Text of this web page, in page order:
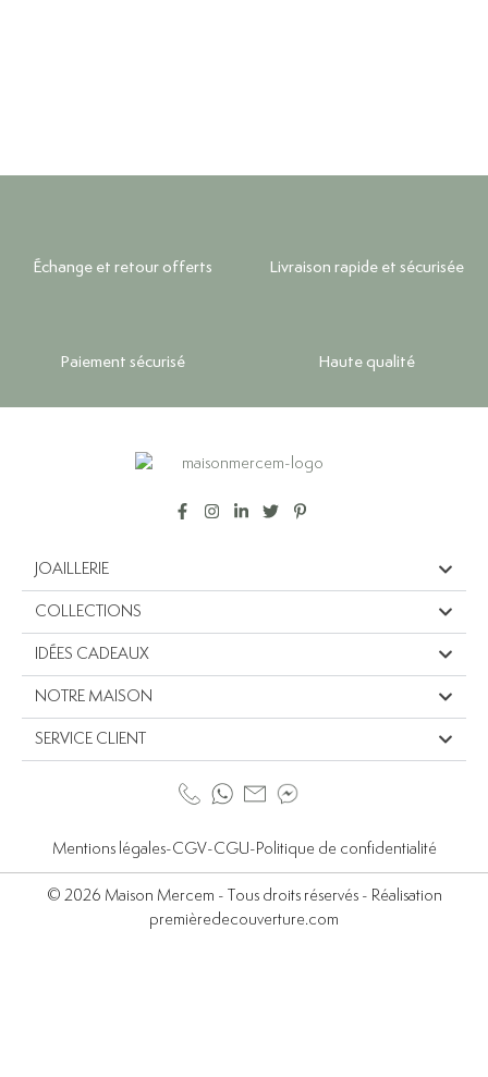
Échange et retour offerts Livraison rapide et sécurisée
Paiement sécurisé Haute qualité
JOAILLERIE
COLLECTIONS
IDÉES CADEAUX
NOTRE MAISON
SERVICE CLIENT
Mentions légales-CGV-CGU - Politique de confidentialité
© 2026 Maison Mercem - Tous droits réservés - Réalisation
premièredecouverture.com